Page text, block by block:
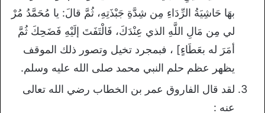
بهَا حَاشِيَةُ الرِّدَاءِ مِن شِدَّةِ جَبْذَتِهِ، ثُمَّ قالَ: يا مُحَمَّدُ مُرْ
لي مِن مَالِ اللَّهِ الذي عِنْدَكَ، فَالْتَفَتَ إلَيْهِ فَضَحِكَ ثُمَّ
أمَرَ له بعَطَاءٍ] ، فبمجرد تخيل وتصور ذلك الموقف
يظهر عظم حلم النبي محمد صلى الله عليه وسلم.
لقد قال الفاروق عمر بن الخطاب رضي الله تعالى
عنه :